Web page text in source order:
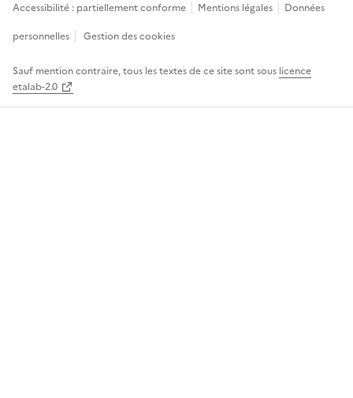
Accessibilité : partiellement conforme Mentions légales
Données
personnelles
Gestion des cookies
Sauf mention contraire, tous les textes de ce site sont sous licence
etalab-2.0